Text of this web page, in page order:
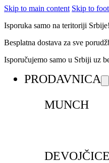
Skip to main content Skip to
Isporuka samo na teritoriji Srbije!
Besplatna dostava za sve
Isporučujemo samo u Srbiji uz
PRODAVNICA
MUNCH
DEVOJČICE